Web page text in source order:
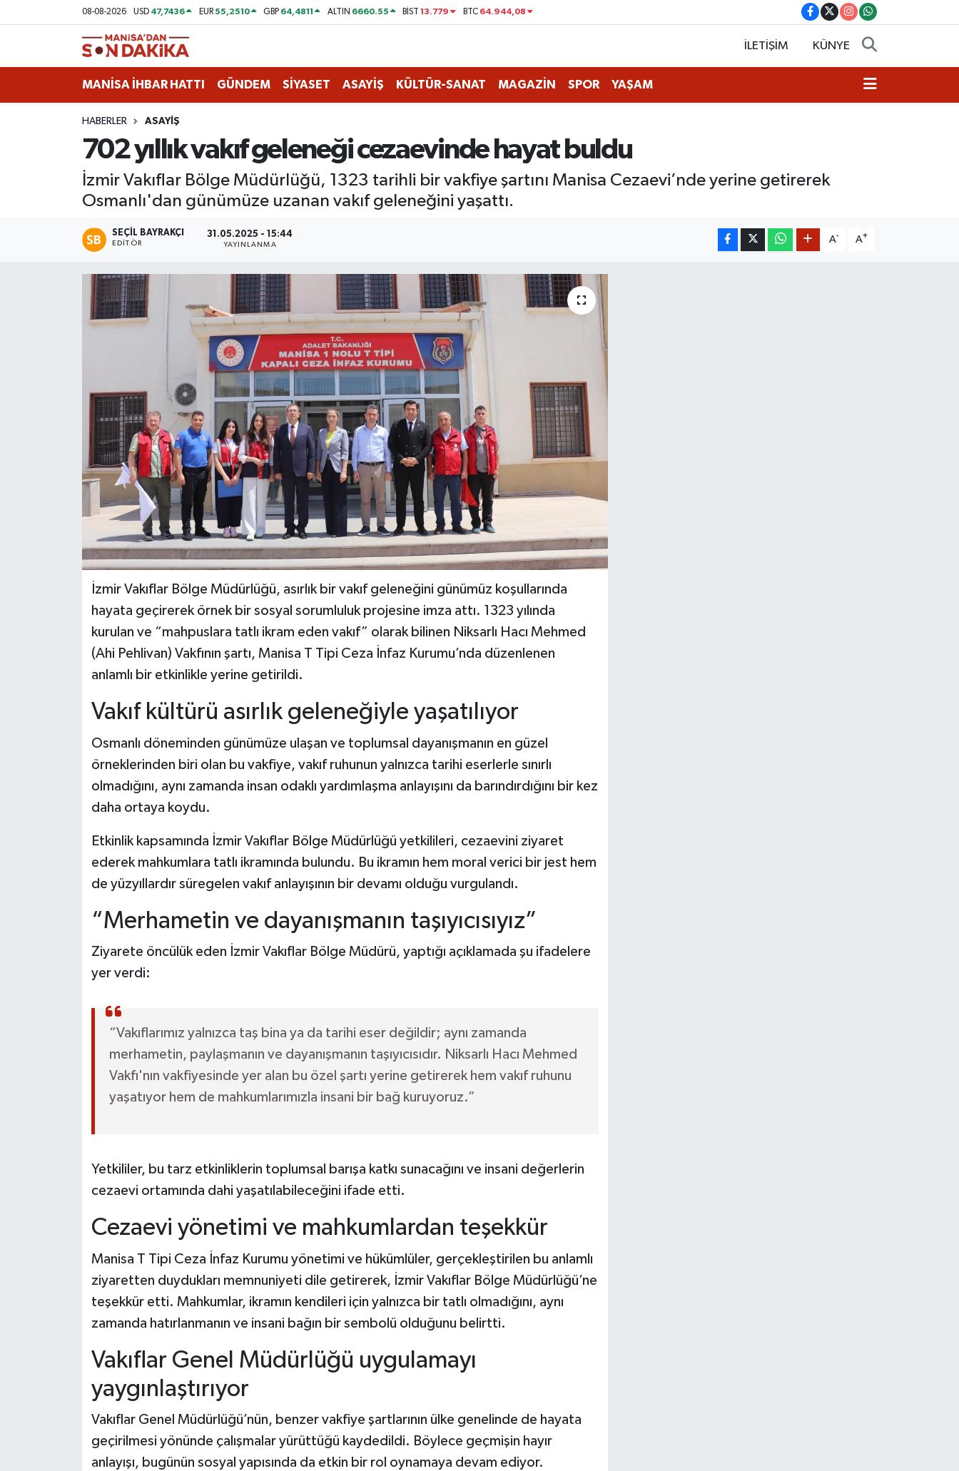
08-08-2026 USD 47,7436 EUR55,2510 GBP 64,4811 ALTIN 6660.55 BİST13.779 BTC 64.944,08
İLETİŞİM KÜNYE
MANİSA İHBAR HATTI GÜNDEM SİYASET ASAYİŞ KÜLTÜR-SANAT MAGAZİN SPOR YAŞAM
HABERLER ASAYİŞ
702 yıllık vakıf geleneği cezaevinde hayat buldu
İzmir Vakıflar Bölge Müdürlüğü, 1323 tarihli bir vakfiye şartını Manisa Cezaevi’nde yerine getirerek
Osmanlı'dan günümüze uzanan vakıf geleneğini yaşattı.
SEÇIL BAYRAKÇI
EDITÖR
31.05.2025 - 15:44
YAYINLANMA
A- A+
İzmir Vakıflar Bölge Müdürlüğü, asırlık bir vakıf geleneğini günümüz koşullarında
hayata geçirerek örnek bir sosyal sorumluluk projesine imza attı. 1323 yılında
kurulan ve “mahpuslara tatlı ikram eden vakıf” olarak bilinen Niksarlı Hacı Mehmed
(Ahi Pehlivan) Vakfının şartı, Manisa T Tipi Ceza İnfaz Kurumu’nda düzenlenen
anlamlı bir etkinlikle yerine getirildi.
Vakıf kültürü asırlık geleneğiyle yaşatılıyor
Osmanlı döneminden günümüze ulaşan ve toplumsal dayanışmanın en güzel
örneklerinden biri olan bu vakfiye, vakıf ruhunun yalnızca tarihi eserlerle sınırlı
olmadığını, aynı zamanda insan odaklı yardımlaşma anlayışını da barındırdığını bir kez
daha ortaya koydu.
Etkinlik kapsamında İzmir Vakıflar Bölge Müdürlüğü yetkilileri, cezaevini ziyaret
ederek mahkumlara tatlı ikramında bulundu. Bu ikramın hem moral verici bir jest hem
de yüzyıllardır süregelen vakıf anlayışının bir devamı olduğu vurgulandı.
“Merhametin ve dayanışmanın taşıyıcısıyız”
Ziyarete öncülük eden İzmir Vakıflar Bölge Müdürü, yaptığı açıklamada şu ifadelere
yer verdi:
“Vakıflarımız yalnızca taş bina ya da tarihi eser değildir; aynı zamanda
merhametin, paylaşmanın ve dayanışmanın taşıyıcısıdır. Niksarlı Hacı Mehmed
Vakfı'nın vakfiyesinde yer alan bu özel şartı yerine getirerek hem vakıf ruhunu
yaşatıyor hem de mahkumlarımızla insani bir bağ kuruyoruz.”
Yetkililer, bu tarz etkinliklerin toplumsal barışa katkı sunacağını ve insani değerlerin
cezaevi ortamında dahi yaşatılabileceğini ifade etti.
Cezaevi yönetimi ve mahkumlardan teşekkür
Manisa T Tipi Ceza İnfaz Kurumu yönetimi ve hükümlüler, gerçekleştirilen bu anlamlı
ziyaretten duydukları memnuniyeti dile getirerek, İzmir Vakıflar Bölge Müdürlüğü’ne
teşekkür etti. Mahkumlar, ikramın kendileri için yalnızca bir tatlı olmadığını, aynı
zamanda hatırlanmanın ve insani bağın bir sembolü olduğunu belirtti.
Vakıflar Genel Müdürlüğü uygulamayı
yaygınlaştırıyor
Vakıflar Genel Müdürlüğü’nün, benzer vakfiye şartlarının ülke genelinde de hayata
geçirilmesi yönünde çalışmalar yürüttüğü kaydedildi. Böylece geçmişin hayır
anlayışı, bugünün sosyal yapısında da etkin bir rol oynamaya devam ediyor.
GÜNDEM
KÜLTÜR-SANAT
MANİSA'DA TRAFİK
SİYASET
Hava Durumu
Trafik Durumu
Puan Durumu ve Fikstür
Son Dakika Haberleri
Haber Arşivi